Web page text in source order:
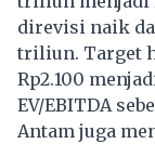
direvisi naik
triliun. Target
Rp2.100
EV/EBITDA
Antam juga